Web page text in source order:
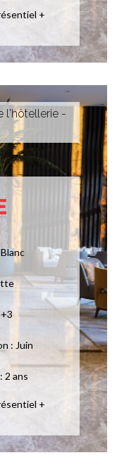
+
l'hôtellerie -
: Juin
2 ans
+